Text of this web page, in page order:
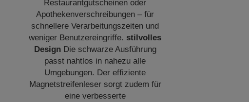
Restaurantgutscheinen oder
Apothekenverschreibungen – für
schnellere Verarbeitungszeiten und
weniger Benutzereingriffe. stilvolles
DesignDie schwarze Ausführung
passt nahtlos in nahezu alle
Umgebungen. Der effiziente
Magnetstreifenleser sorgt zudem für
eine verbesserte